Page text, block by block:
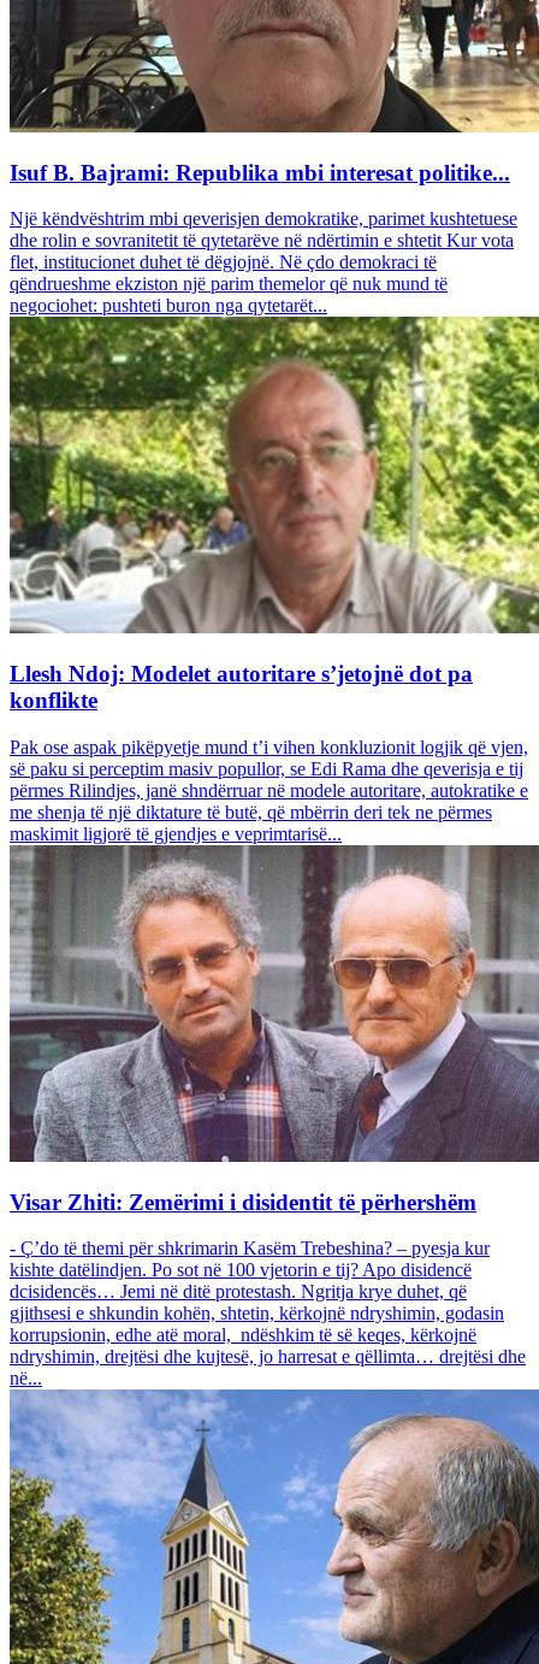
Isuf B. Bajrami: Republika mbi interesat politike...
Një këndvështrim mbi qeverisjen demokratike, parimet kushtetuese
dhe rolin e sovranitetit të qytetarëve në ndërtimin e shtetit Kur vota
flet, institucionet duhet të dëgjojnë. Në çdo demokraci të
qëndrueshme ekziston një parim themelor që nuk mund të
negociohet: pushteti buron nga qytetarët...
Llesh Ndoj: Modelet autoritare s’jetojnë dot pa
konflikte
Pak ose aspak pikëpyetje mund t’i vihen konkluzionit logjik që vjen,
së paku si perceptim masiv popullor, se Edi Rama dhe qeverisja e tij
përmes Rilindjes, janë shndërruar në modele autoritare, autokratike e
me shenja të një diktature të butë, që mbërrin deri tek ne përmes
maskimit ligjorë të gjendjes e veprimtarisë...
Visar Zhiti: Zemërimi i disidentit të përhershëm
- Ç’do të themi për shkrimarin Kasëm Trebeshina? – pyesja kur
kishte datëlindjen. Po sot në 100 vjetorin e tij? Apo disidencë
dcisidencës… Jemi në ditë protestash. Ngritja krye duhet, që
gjithsesi e shkundin kohën, shtetin, kërkojnë ndryshimin, godasin
korrupsionin, edhe atë moral, ndëshkim të së keqes, kërkojnë
ndryshimin, drejtësi dhe kujtesë, jo harresat e qëllimta… drejtësi dhe
në...